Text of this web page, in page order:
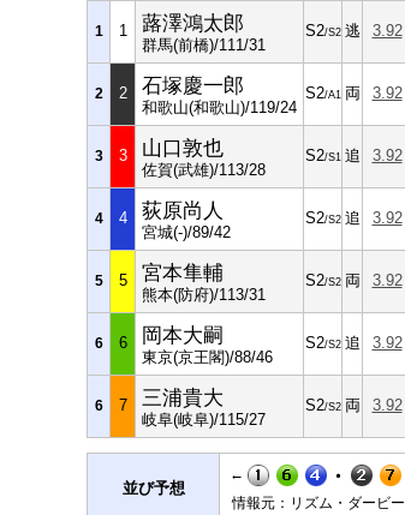
1 1
2 2
3 3
4 4
5 5
6 6
6 7
蕗澤鴻太郎
群馬(前橋)/111/31
S2/S2 逃 3.92
石塚慶一郎
和歌山(和歌山)/119/24
S2/A1 両 3.92
山口敦也
佐賀(武雄)/113/28
S2/S1 追 3.92
荻原尚人
宮城(-)/89/42
S2/S2 追 3.92
宮本隼輔
熊本(防府)/113/31
S2/S2 両 3.92
岡本大嗣
東京(京王閣)/88/46
S2/S2 追 3.92
三浦貴大
岐阜(岐阜)/115/27
S2/S2 両 3.92
並び予想
←
情報元：リズム・ダービー